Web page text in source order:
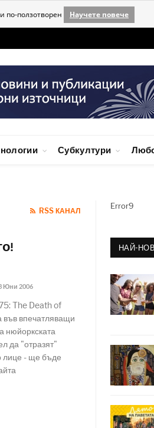
по-ползотворен Научете повече
Субкултури
RSS КАНАЛ
Юни 2006
The Death of
във впечатляващи
нюйоркската
да "отразят"
лице - ще бъде
Error9
НАЙ-